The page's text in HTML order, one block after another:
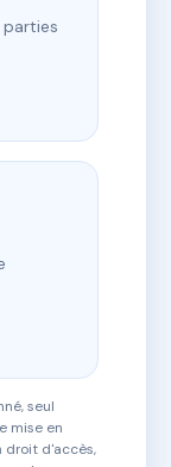
seul
mise en
droit d'accès,